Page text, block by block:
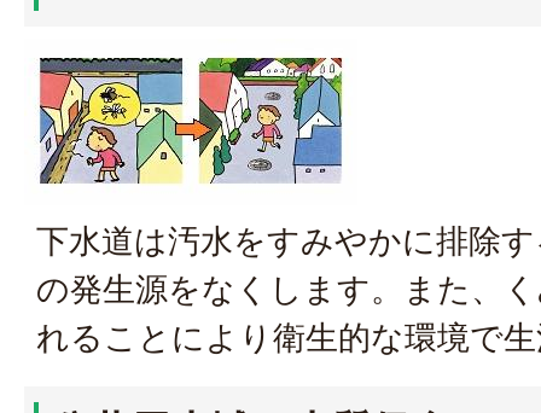
下水道は汚水をすみやかに排除
の発生源をなくします。また、
れることにより衛生的な環境で